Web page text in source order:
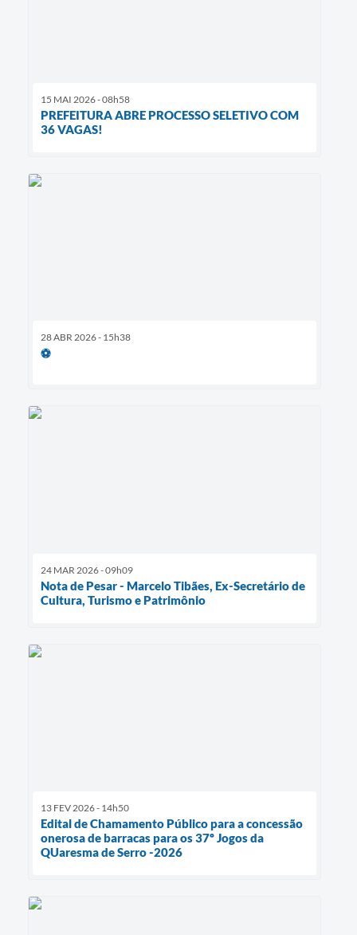
15 MAI 2026 - 08h58
PREFEITURA ABRE PROCESSO SELETIVO COM
36 VAGAS!
28 ABR 2026 - 15h38
⚽
24 MAR 2026 - 09h09
Nota de Pesar - Marcelo Tibães, Ex-Secretário de
Cultura, Turismo e Patrimônio
13 FEV 2026 - 14h50
Edital de Chamamento Público para a concessão
onerosa de barracas para os 37º Jogos da
QUaresma de Serro -2026